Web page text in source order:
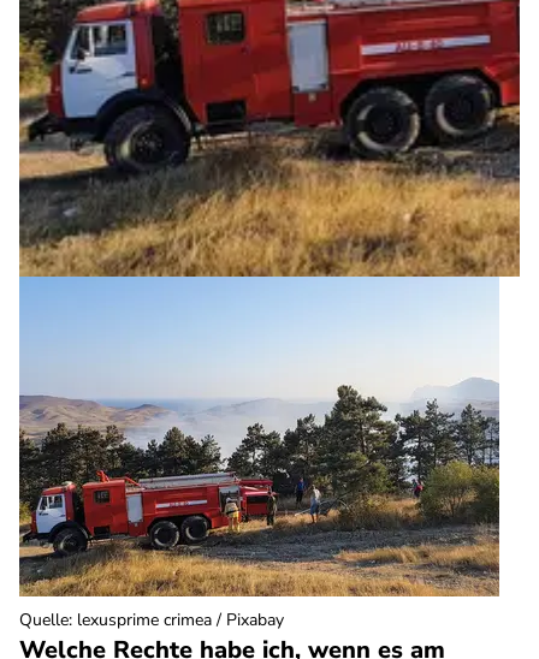
Welche Rechte habe ich, wenn es am
Quelle: lexusprime crimea / Pixabay